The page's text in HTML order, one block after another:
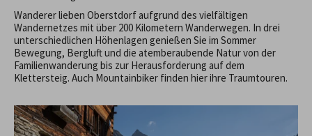
Wanderer lieben Oberstdorf aufgrund des vielfältigen
Wandernetzes mit über 200 Kilometern Wanderwegen. In drei
unterschiedlichen Höhenlagen genießen Sie im Sommer
Bewegung, Bergluft und die atemberaubende Natur von der
Familienwanderung bis zur Herausforderung auf dem
Klettersteig. Auch Mountainbiker finden hier ihre Traumtouren.